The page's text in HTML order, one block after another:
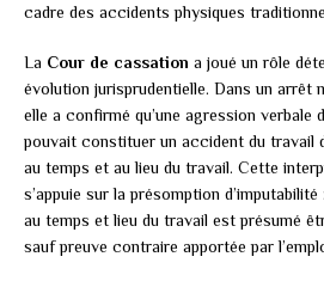
cadre des accidents physiques
La Cour de cassation a joué un rôle
évolution jurisprudentielle. Dans un arrêt
elle a confirmé qu’une agression verbale
pouvait constituer un accident du travail
au temps et au lieu du travail. Cette
s’appuie sur la présomption
au temps et lieu du travail est présumé
sauf preuve contraire apportée par